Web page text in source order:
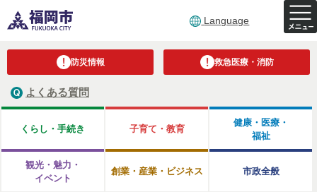
Language
防災情報 救急医療・消防
よくある質問
くらし・手続き 子育て・教育
健康・医療・
福祉
観光・魅力・
イベント
創業・産業・ビジネス 市政全般